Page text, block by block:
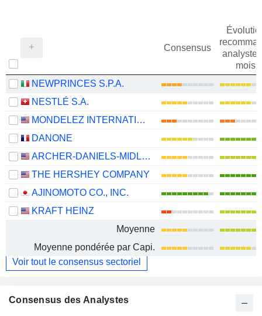
Consensus
mois
NEWPRINCES S.P.A.
NESTLÉ S.A.
MONDELEZ INTERNATIONAL, INC.
DANONE
ARCHER-DANIELS-MIDLAND COMPANY
THE HERSHEY COMPANY
AJINOMOTO CO., INC.
KRAFT HEINZ
Moyenne
Moyenne pondérée par Capi.
Voir tout le consensus sectoriel
Consensus des Analystes